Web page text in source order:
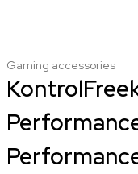
Gaming accessories